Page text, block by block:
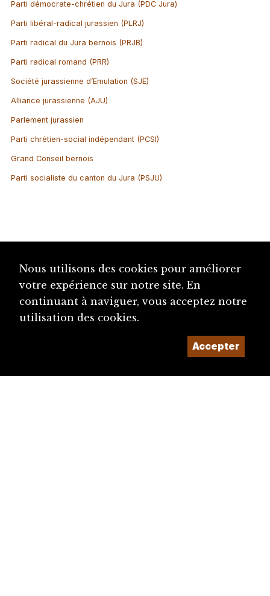
Parti démocrate-chrétien du Jura (PDC Jura)
Parti libéral-radical jurassien (PLRJ)
Parti radical du Jura bernois (PRJB)
Parti radical romand (PRR)
Société jurassienne d’Emulation (SJE)
Alliance jurassienne (AJU)
Parlement jurassien
Parti chrétien-social indépendant (PCSI)
Grand Conseil bernois
Parti socialiste du canton du Jura (PSJU)
Nous utilisons des cookies pour améliorer
votre expérience sur notre site. En
continuant à naviguer, vous acceptez notre
utilisation des cookies.
Accepter